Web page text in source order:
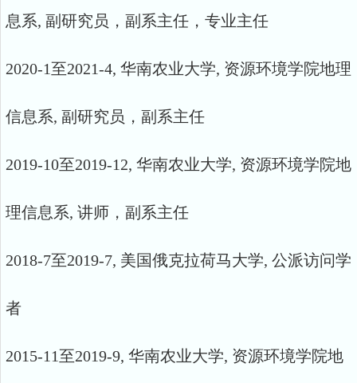
息系, 副研究员，副系主任，专业主任
2020-1至2021-4, 华南农业大学, 资源环境学院地理
信息系, 副研究员，副系主任
2019-10至2019-12, 华南农业大学, 资源环境学院地
理信息系, 讲师，副系主任
2018-7至2019-7, 美国俄克拉荷马大学, 公派访问学
者
2015-11至2019-9, 华南农业大学, 资源环境学院地